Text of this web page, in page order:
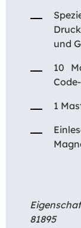
und
10
1
81895